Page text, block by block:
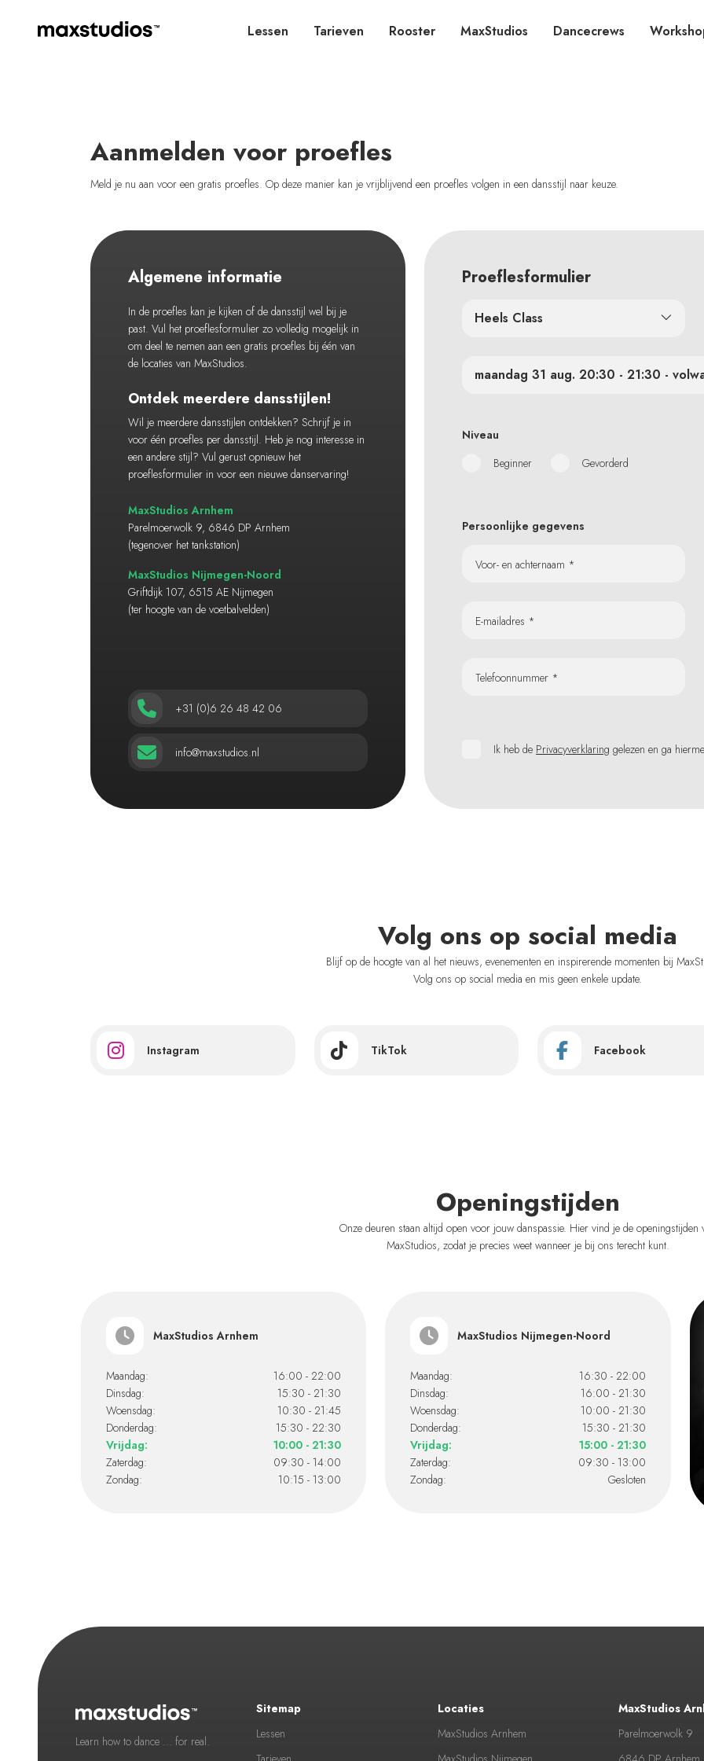
Lessen Tarieven Rooster MaxStudios Dancecrews
Aanmelden voor proefles
Meld je nu aan voor een gratis proefles. Op deze manier kan je vrijblijvend een proefles volgen in een dansstijl naar keuze.
Algemene informatie
In de proefles kan je kijken of de dansstijl wel bij je
past. Vul het proeflesformulier zo volledig mogelijk in
om deel te nemen aan een gratis proefles bij één van
de locaties van MaxStudios.
Ontdek meerdere dansstijlen!
Wil je meerdere dansstijlen ontdekken? Schrijf je in
voor één proefles per dansstijl. Heb je nog interesse in
een andere stijl? Vul gerust opnieuw het
proeflesformulier in voor een nieuwe danservaring!
MaxStudios Arnhem
Parelmoerwolk 9, 6846 DP Arnhem
(tegenover het tankstation)
MaxStudios Nijmegen-Noord
Griftdijk 107, 6515 AE Nijmegen
(ter hoogte van de voetbalvelden)
+31 (0)6 26 48 42 06
info@maxstudios.nl
Proeflesformulier
Heels Class
maandag 31 aug. 20:30 - 21:30 -
Niveau
Beginner
Gevorderd
Persoonlijke gegevens
Voor- en achternaam *
E-mailadres *
Telefoonnummer *
Ik heb de Privacyverklaring gelezen en ga
Volg ons op social media
Blijf op de hoogte van al het nieuws, evenementen en inspirerende momenten bij
Volg ons op social media en mis geen enkele update.
Instagram TikTok Facebook
Openingstijden
Onze deuren staan altijd open voor jouw danspassie. Hier vind je de openingstijden
MaxStudios, zodat je precies weet wanneer je bij ons terecht kunt.
MaxStudios Arnhem
Maandag:
16:00 - 22:00
Dinsdag:
15:30 - 21:30
Woensdag:
10:30 - 21:45
Donderdag:
15:30 - 22:30
Vrijdag:
10:00 - 21:30
Zaterdag:
09:30 - 14:00
Zondag:
10:15 - 13:00
MaxStudios Nijmegen-Noord
Maandag:
16:30 - 22:00
Dinsdag:
16:00 - 21:30
Woensdag:
10:00 - 21:30
Donderdag:
15:30 - 21:30
Vrijdag:
15:00 - 21:30
Zaterdag:
09:30 - 13:00
Zondag:
Gesloten
Learn how to dance ... for real.
Sitemap
Lessen
Locaties
MaxStudios Arnhem
MaxStudios
Parelmoerwolk 9